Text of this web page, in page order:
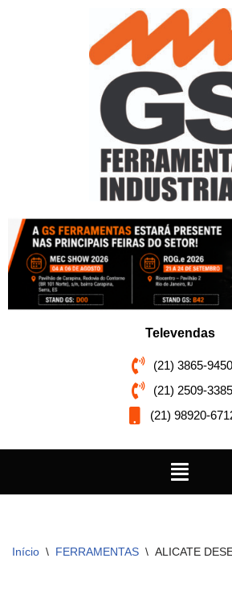
Televendas
(21) 3865-9450
(21) 2509-3385
(21) 98920-
Início \ FERRAMENTAS \ ALICATE